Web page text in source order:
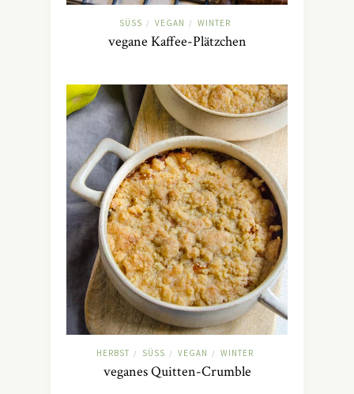
SÜSS / VEGAN / WINTER
vegane Kaffee-Plätzchen
HERBST / SÜSS / VEGAN / WINTER
veganes Quitten-Crumble